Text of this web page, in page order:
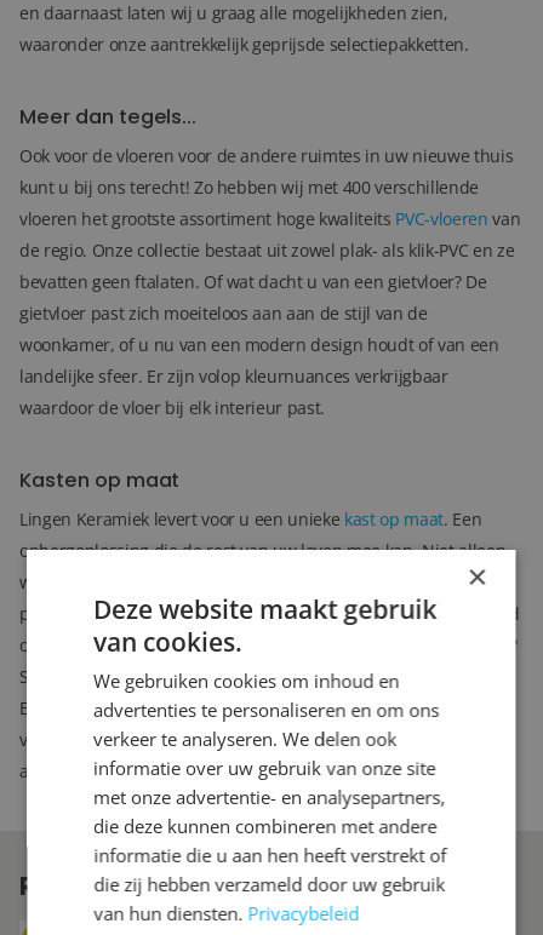
en daarnaast laten wij u graag alle mogelijkheden zien,
waaronder onze aantrekkelijk geprijsde selectiepakketten.
Meer dan tegels...
Ook voor de vloeren voor de andere ruimtes in uw nieuwe thuis
kunt u bij ons terecht! Zo hebben wij met 400 verschillende
vloeren het grootste assortiment hoge kwaliteits PVC-vloeren van
de regio. Onze collectie bestaat uit zowel plak- als klik-PVC en ze
bevatten geen ftalaten. Of wat dacht u van een gietvloer? De
gietvloer past zich moeiteloos aan aan de stijl van de
woonkamer, of u nu van een modern design houdt of van een
landelijke sfeer. Er zijn volop kleurnuances verkrijgbaar
waardoor de vloer bij elk interieur past.
Kasten op maat
Lingen Keramiek levert voor u een unieke kast op maat. Een
opbergoplossing die de rest van uw leven mee kan. Niet alleen
wordt de kast precies pas van wand tot wand en van vloer tot
plafond gemaakt, ook het kastinterieur wordt volledig afgestemd
op uw wensen. Wilt u planken, roedes, lades… waar en hoeveel?
Samen stellen we een kast samen die perfect voor u zal werken.
En mocht u over een aantal jaren toch nog iets willen
veranderen aan het kastinterieur, dan kunt u bij ons
aanvullende lades of planken bestellen.
REVIEWSVAN ONZE KLANTEN
×
Deze website maakt gebruik
van cookies.
We gebruiken cookies om inhoud en
advertenties te personaliseren en om ons
verkeer te analyseren. We delen ook
informatie over uw gebruik van onze site
met onze advertentie- en analysepartners,
die deze kunnen combineren met andere
informatie die u aan hen heeft verstrekt of
die zij hebben verzameld door uw gebruik
van hun diensten. Privacybeleid